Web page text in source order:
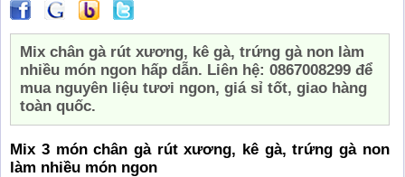
Mix chân gà rút xương, kê gà, trứng gà non làm
nhiều món ngon hấp dẫn. Liên hệ: 0867008299 để
mua nguyên liệu tươi ngon, giá sỉ tốt, giao hàng
toàn quốc.
Mix 3 món chân gà rút xương, kê gà, trứng gà non
làm nhiều món ngon